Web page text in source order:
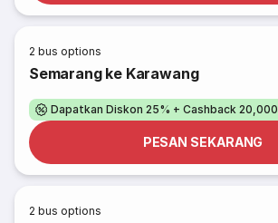
2 bus options
Semarang ke Karawang
Dapatkan Diskon 25% + Cashback 20,000
PESAN SEKARANG
2 bus options